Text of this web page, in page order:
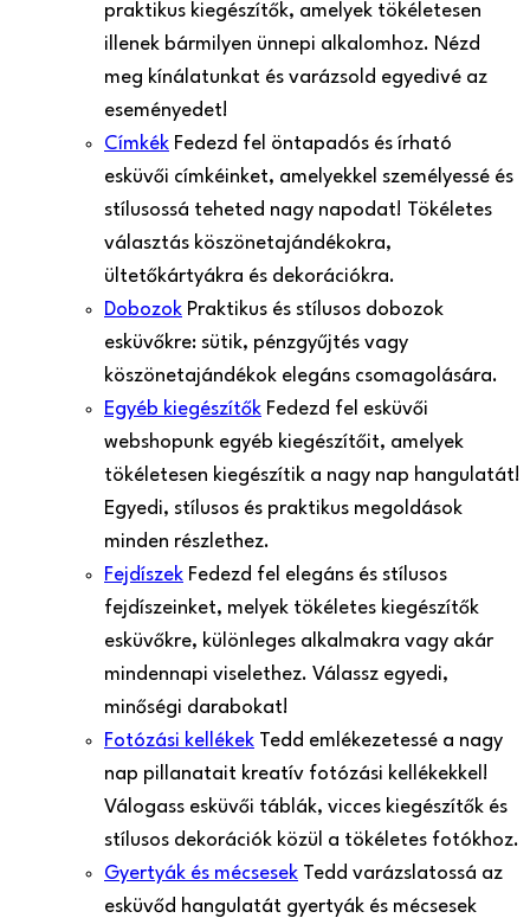
praktikus kiegészítők, amelyek tökéletesen
illenek bármilyen ünnepi alkalomhoz. Nézd
meg kínálatunkat és varázsold egyedivé az
eseményedet!
Címkék Fedezd fel öntapadós és írható
esküvői címkéinket, amelyekkel személyessé és
stílusossá teheted nagy napodat! Tökéletes
választás köszönetajándékokra,
ültetőkártyákra és dekorációkra.
Dobozok Praktikus és stílusos dobozok
esküvőkre: sütik, pénzgyűjtés vagy
köszönetajándékok elegáns csomagolására.
Egyéb kiegészítők Fedezd fel esküvői
webshopunk egyéb kiegészítőit, amelyek
tökéletesen kiegészítik a nagy nap hangulatát!
Egyedi, stílusos és praktikus megoldások
minden részlethez.
Fejdíszek Fedezd fel elegáns és stílusos
fejdíszeinket, melyek tökéletes kiegészítők
esküvőkre, különleges alkalmakra vagy akár
mindennapi viselethez. Válassz egyedi,
minőségi darabokat!
Fotózási kellékek Tedd emlékezetessé a nagy
nap pillanatait kreatív fotózási kellékekkel!
Válogass esküvői táblák, vicces kiegészítők és
stílusos dekorációk közül a tökéletes fotókhoz.
Gyertyák és mécsesek Tedd varázslatossá az
esküvőd hangulatát gyertyák és mécsesek